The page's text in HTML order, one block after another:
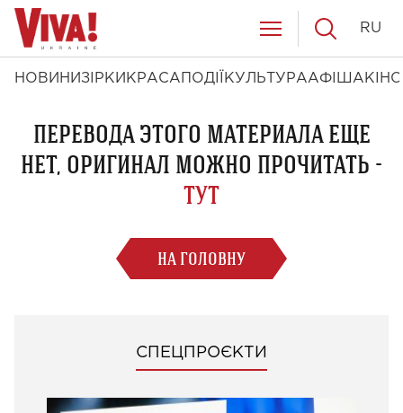
НОВИНИ ЗІРКИ КРАСА ПОДІЇ КУЛЬТУРААФІША КІНО
RU
ПЕРЕВОДА ЭТОГО МАТЕРИАЛА ЕЩЕ
НЕТ, ОРИГИНАЛ МОЖНО ПРОЧИТАТЬ -
ТУТ
НА ГОЛОВНУ
СПЕЦПРОЄКТИ